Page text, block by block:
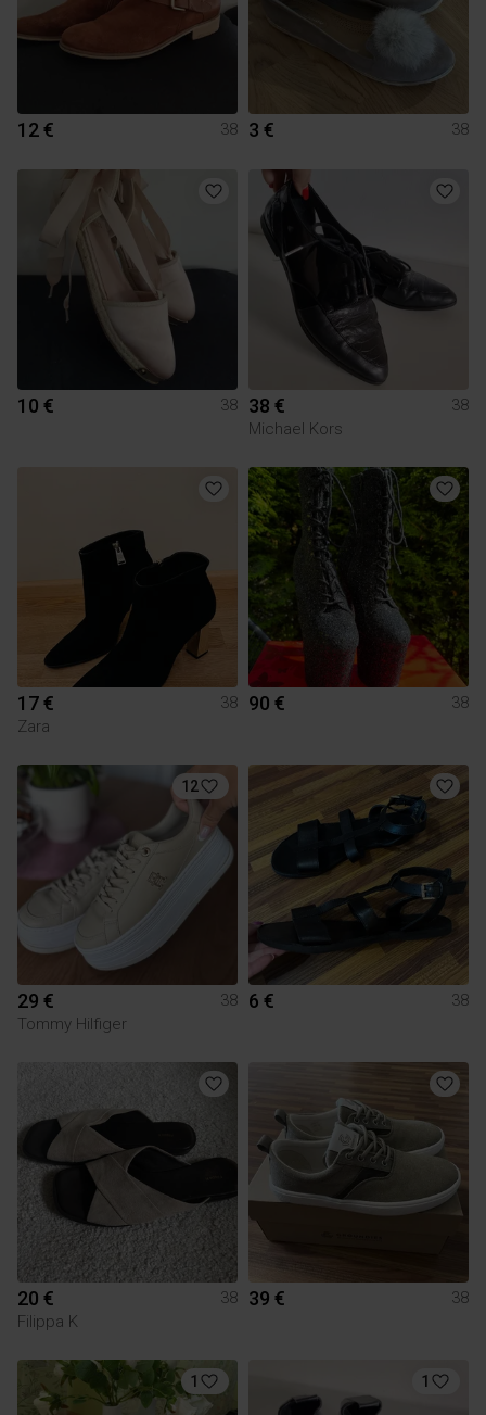
12 € 38 3 € 38
10 € 38 38 €
38
Michael Kors
17 €
38
Zara
90 € 38
12
29 €
38
Tommy Hilfiger
6 € 38
20 €
38
Filippa K
39 € 38
1 1